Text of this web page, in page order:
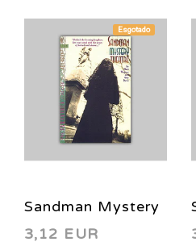
Esgotado
Sandman Mystery
Theatre 4 1993
3,12 EUR